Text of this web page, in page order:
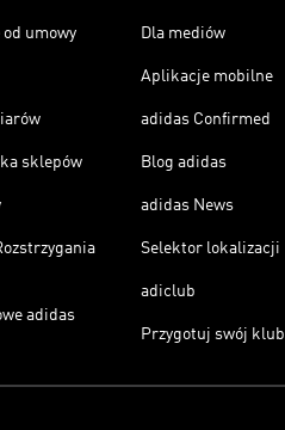
umowy
sklepów
adidas
Dla mediów
Aplikacje mobilne
adidas Confirmed
Blog adidas
adidas News
Selektor lokalizacji
adiclub
Przygotuj swój klub